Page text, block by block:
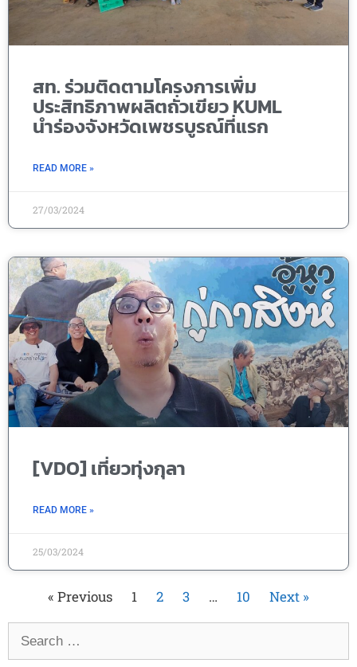
สท. ร่วมติดตามโครงการเพิ่ม
ประสิทธิภาพผลิตถั่วเขียว KUML
นำร่องจังหวัดเพชรบูรณ์ที่แรก
READ MORE »
27/03/2024
[VDO] เที่ยวทุ่งกุลา
READ MORE »
25/03/2024
« Previous 1 2 3 … 10 Next »